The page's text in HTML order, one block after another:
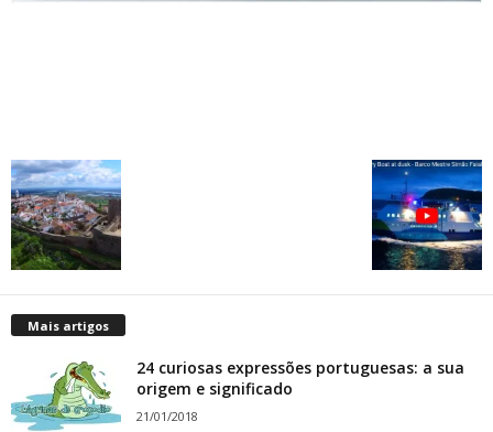
Mais artigos
24 curiosas expressões portuguesas: a sua
origem e significado
21/01/2018